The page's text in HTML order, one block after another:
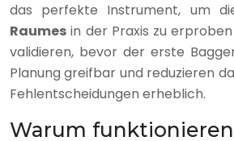
das perfekte Instrument, um
Raumes in der Praxis zu
validieren, bevor der erste
Planung greifbar und reduzieren
Fehlentscheidungen erheblich.
Warum